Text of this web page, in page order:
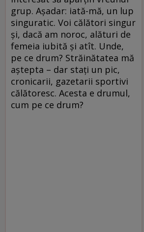
grup. Așadar: iată-mă, un lup
singuratic. Voi călători singur
și, dacă am noroc, alături de
femeia iubită și atît. Unde,
pe ce drum? Străinătatea mă
aștepta – dar stați un pic,
cronicarii, gazetarii sportivi
călătoresc. Acesta e drumul,
cum pe ce drum?